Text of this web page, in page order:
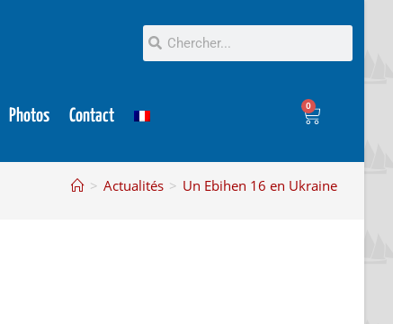
Photos Contact
0
> Actualités > Un Ebihen 16 en Ukraine